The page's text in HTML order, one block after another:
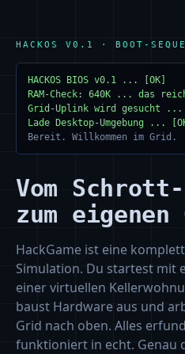
HACKOS V0.1 · BOOT-
HACKOS BIOS v0.1 ... [OK]
RAM-Check: 640K ... das
Grid-Uplink wird gesucht ...
Lade Desktop-Umgebung ...
Bereit. Willkommen im Grid.
Vom Schrott-
zum
HackGame ist eine
Simulation. Du startest mit
einer virtuellen
baust Hardware aus und
Grid nach oben. Alles
funktioniert in echt. Genau